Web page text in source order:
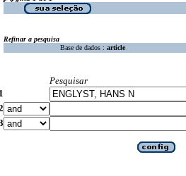
Refinar a pesquisa
Base de dados : article
Pesquisar
1